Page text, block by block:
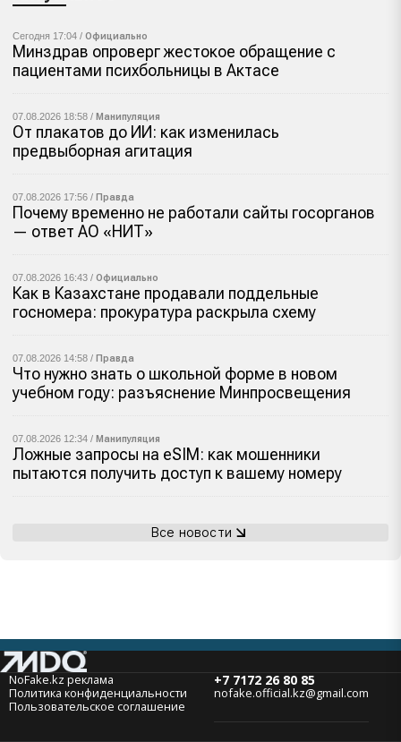
Сегодня 17:04 / Официально
Минздрав опроверг жестокое обращение с
пациентами психбольницы в Актасе
07.08.2026 18:58 / Манипуляция
От плакатов до ИИ: как изменилась
предвыборная агитация
07.08.2026 17:56 / Правда
Почему временно не работали сайты госорганов
— ответ АО «НИТ»
07.08.2026 16:43 / Официально
Как в Казахстане продавали поддельные
госномера: прокуратура раскрыла схему
07.08.2026 14:58 / Правда
Что нужно знать о школьной форме в новом
учебном году: разъяснение Минпросвещения
07.08.2026 12:34 / Манипуляция
Ложные запросы на eSIM: как мошенники
пытаются получить доступ к вашему номеру
Все новости
+7 7172 26 80 85
nofake.official.kz@gmail.com
NoFake.kz реклама
Политика конфиденциальности
Пользовательское соглашение